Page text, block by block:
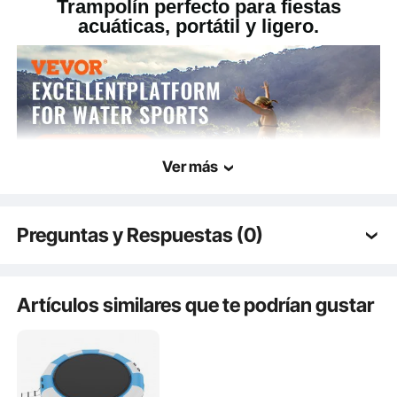
Trampolín perfecto para fiestas
acuáticas, portátil y ligero.
Ver más
Preguntas y Respuestas (0)
¿Es duradero el producto? ...
Haz la primera pregunta
Artículos similares que te podrían gustar